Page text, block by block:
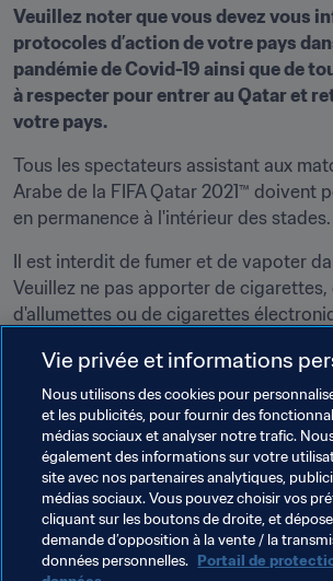
Veuillez noter que vous devez vous
protocoles d’action de votre pays
pandémie de Covid-19 ainsi que de
à respecter pour entrer au Qatar et
votre pays.
Tous les spectateurs assistant aux
Arabe de la FIFA Qatar 2021™ doivent
en permanence à l'intérieur des stades.
Il est interdit de fumer et de vapoter
Veuillez ne pas apporter de cigarettes,
d'allumettes ou de cigarettes
Pour en savoir plus sur la billetterie et
dernières informations sur la Coupe
FIFA.com/tickets.
Cliquez ici pour demander des billets !
Vie privée et informations
Nous utilisons des cookies pour
et les publicités, pour fournir des
médias sociaux et analyser notre trafic.
également des informations sur votre
site avec nos partenaires analytiques,
médias sociaux. Vous pouvez choisir vos
cliquant sur les boutons de droite, et
demande d’opposition à la vente / la
données personnelles. Portail de